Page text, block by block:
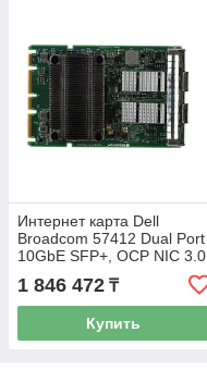
Интернет карта Dell
Broadcom 57412 Dual Port
10GbE SFP+, OCP NIC 3.0
Customer Install (540-
BCOQ)
1 846 472 ₸
Купить